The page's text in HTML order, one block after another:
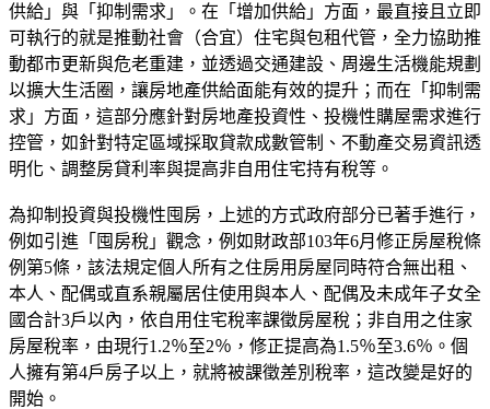
供給」與「抑制需求」。在「增加供給」方面，最直接且立即
可執行的就是推動社會（合宜）住宅與包租代管，全力協助推
動都市更新與危老重建，並透過交通建設、周邊生活機能規劃
以擴大生活圈，讓房地產供給面能有效的提升；而在「抑制需
求」方面，這部分應針對房地產投資性、投機性購屋需求進行
控管，如針對特定區域採取貸款成數管制、不動產交易資訊透
明化、調整房貸利率與提高非自用住宅持有稅等。
為抑制投資與投機性囤房，上述的方式政府部分已著手進行，
例如引進「囤房稅」觀念，例如財政部103年6月修正房屋稅條
例第5條，該法規定個人所有之住房用房屋同時符合無出租、
本人、配偶或直系親屬居住使用與本人、配偶及未成年子女全
國合計3戶以內，依自用住宅稅率課徵房屋稅；非自用之住家
房屋稅率，由現行1.2％至2％，修正提高為1.5％至3.6％。個
人擁有第4戶房子以上，就將被課徵差別稅率，這改變是好的
開始。